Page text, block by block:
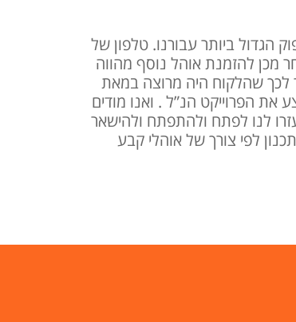
הגדול ביותר עבורנו. טלפון של
מכן להזמנת אוהל נוסף מהווה
שהלקוח היה מרוצה במאת
את הפרוייקט הנ”ל . ואנו מודים
לנו לפתח ולהתפתח ולהישאר
לפי צורך של אוהלי קבע